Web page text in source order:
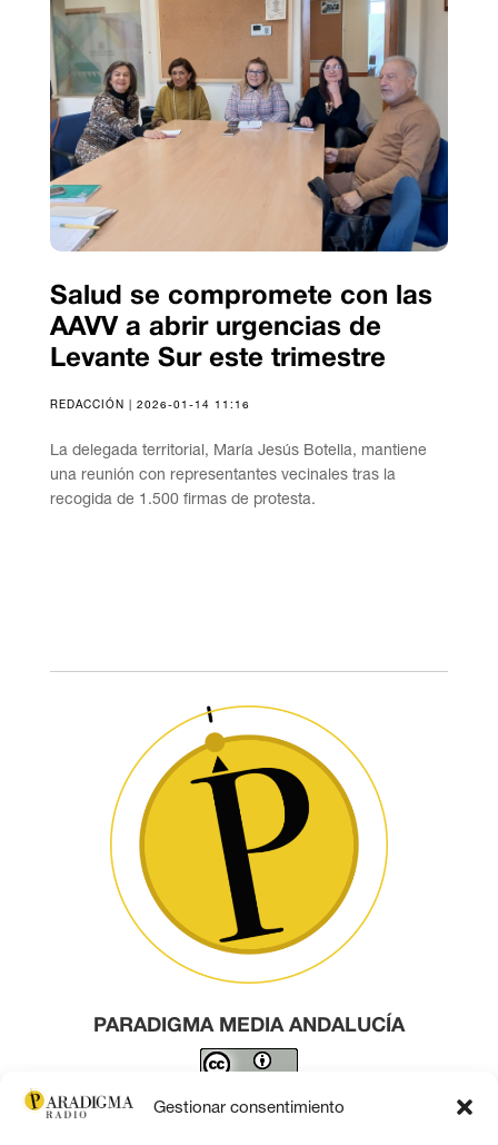
Gestionar consentimiento
Salud se compromete con las
AAVV a abrir urgencias de
Levante Sur este trimestre
REDACCIÓN | 2026-01-14 11:16
La delegada territorial, María Jesús Botella, mantiene
una reunión con representantes vecinales tras la
recogida de 1.500 firmas de protesta.
PARADIGMA MEDIA ANDALUCÍA
Este obra está bajo una licencia de Creative Commons